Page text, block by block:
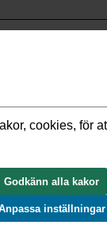
oss/Vikarie
cookies, för
Godkänn alla kakor
inställningar